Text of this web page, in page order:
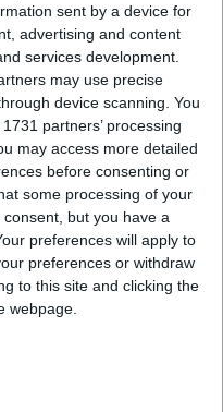
sent by a device for
advertising and content
services development.
may use precise
device scanning. You
partners’ processing
may access more detailed
before consenting or
some processing of your
but you have a
preferences will apply to
preferences or withdraw
to this site and clicking the
webpage.